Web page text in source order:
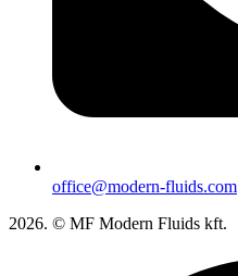
office@modern-fluids.com
2026. © MF Modern Fluids kft.